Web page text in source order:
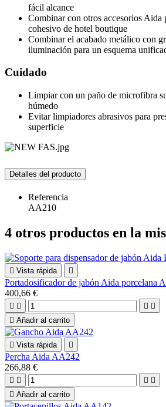
fácil alcance
Combinar con otros accesorios Aida
cohesivo de hotel boutique
Combinar el acabado metálico con
iluminación para un esquema
Cuidado
Limpiar con un paño de microfibra
húmedo
Evitar limpiadores abrasivos para
superficie
Detalles del producto
Referencia
AA210
4 otros productos en la
 Vista rápida 
Portadosificador de jabón Aida porcelana
400,66 €
   
 Añadir al carrito
 Vista rápida 
Percha Aida AA242
266,88 €
   
 Añadir al carrito